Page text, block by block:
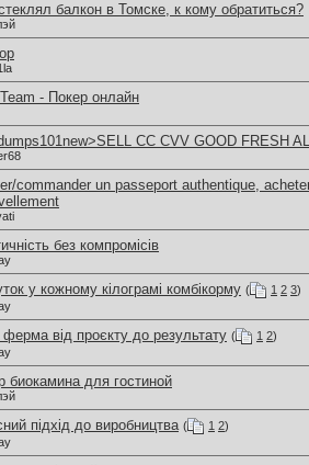
балкон в Томске, к кому обратиться?
- Покер онлайн
CC CVV GOOD FRESH
commander un passeport authentique,
без компромісів
у кожному кілограмі комбікорму ( 1 2 3)
від проєкту до результату ( 1 2)
биокамина для гостиной
підхід до виробництва ( 1 2)